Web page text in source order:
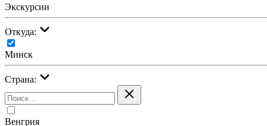
Экскурсии
Откуда:
Минск
Страна:
Венгрия